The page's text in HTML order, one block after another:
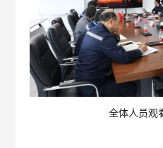
全体人员观